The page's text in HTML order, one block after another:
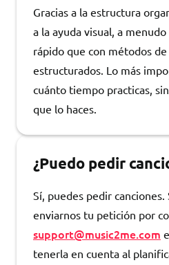
Gracias a la estructura
a la ayuda visual, a
rápido que con métodos
estructurados. Lo más
cuánto tiempo practicas,
que lo haces.
¿Puedo pedir
Sí, puedes pedir
enviarnos tu petición por
support@music2me.com
tenerla en cuenta al